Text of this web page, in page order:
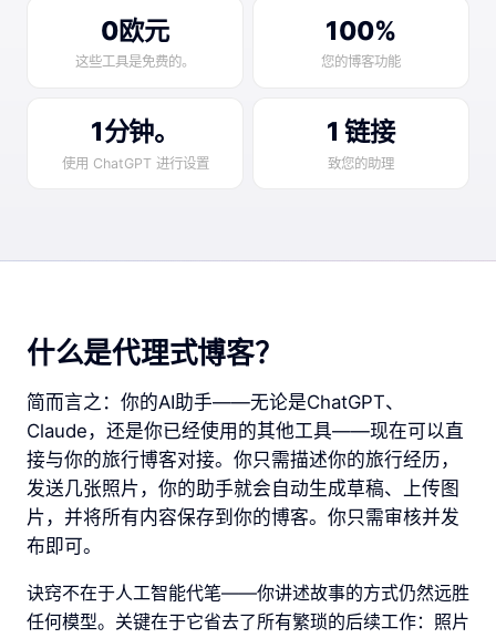
0欧元
这些工具是免费的。
100%
您的博客功能
1分钟。
使用 ChatGPT 进行设置
1 链接
致您的助理
什么是代理式博客？
简而言之：你的AI助手——无论是ChatGPT、
Claude，还是你已经使用的其他工具——现在可以直
接与你的旅行博客对接。你只需描述你的旅行经历，
发送几张照片，你的助手就会自动生成草稿、上传图
片，并将所有内容保存到你的博客。你只需审核并发
布即可。
诀窍不在于人工智能代笔——你讲述故事的方式仍然远胜
任何模型。关键在于它省去了所有繁琐的后续工作：照片